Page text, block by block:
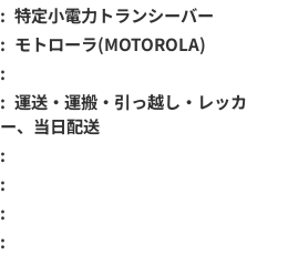
特定小電力トランシーバー
モトローラ(MOTOROLA)
運送・運搬・引っ越し・レッカ
ー、当日配送